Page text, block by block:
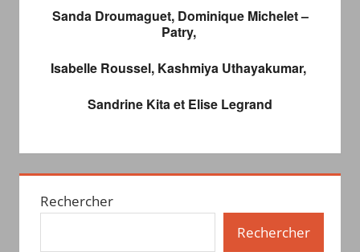
Sanda Droumaguet, Dominique Michelet –
Patry,
Isabelle Roussel, Kashmiya Uthayakumar,
Sandrine Kita et Elise Legrand
Rechercher
Rechercher